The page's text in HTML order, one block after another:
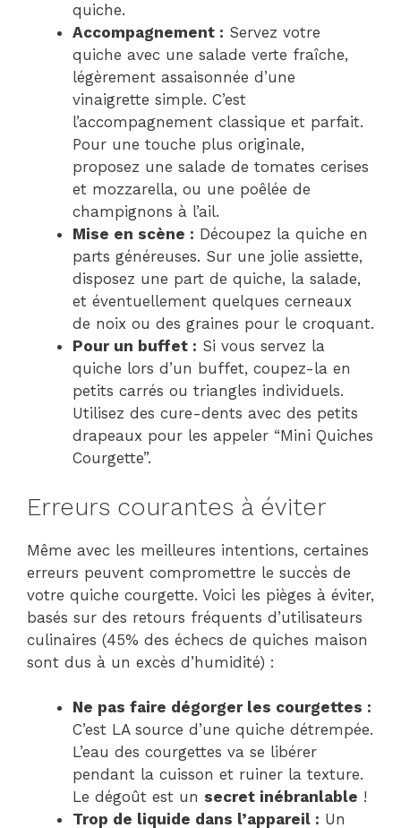
quiche.
Accompagnement : Servez votre
quiche avec une salade verte fraîche,
légèrement assaisonnée d’une
vinaigrette simple. C’est
l’accompagnement classique et parfait.
Pour une touche plus originale,
proposez une salade de tomates cerises
et mozzarella, ou une poêlée de
champignons à l’ail.
Mise en scène : Découpez la quiche en
parts généreuses. Sur une jolie assiette,
disposez une part de quiche, la salade,
et éventuellement quelques cerneaux
de noix ou des graines pour le croquant.
Pour un buffet : Si vous servez la
quiche lors d’un buffet, coupez-la en
petits carrés ou triangles individuels.
Utilisez des cure-dents avec des petits
drapeaux pour les appeler “Mini Quiches
Courgette”.
Erreurs courantes à éviter
Même avec les meilleures intentions, certaines
erreurs peuvent compromettre le succès de
votre quiche courgette. Voici les pièges à éviter,
basés sur des retours fréquents d’utilisateurs
culinaires (45% des échecs de quiches maison
sont dus à un excès d’humidité) :
Ne pas faire dégorger les courgettes :
C’est LA source d’une quiche détrempée.
L’eau des courgettes va se libérer
pendant la cuisson et ruiner la texture.
Le dégoût est un secret inébranlable !
Trop de liquide dans l’appareil : Un